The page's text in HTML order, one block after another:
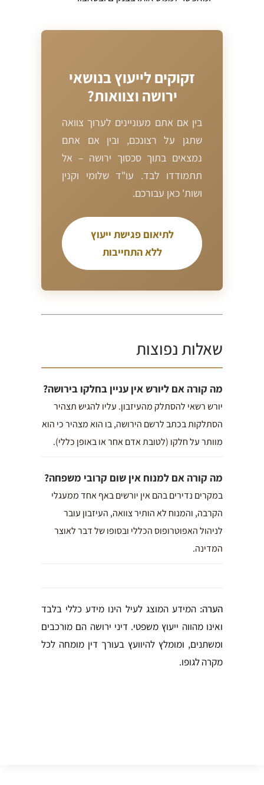
זקוקים לייעוץ בנושאי
ירושה וצוואות?
בין אם אתם מעוניינים לערוך צוואה
שתגן על רצונכם, ובין אם אתם
נמצאים בתוך סכסוך ירושה – אל
תתמודדו לבד. עו"ד שלומי וקנין
ושות' כאן עבורכם.
לתיאום פגישת ייעוץ
ללא התחייבות
שאלות נפוצות
מה קורה אם ליורש אין עניין בחלקו בירושה?
יורש רשאי להסתלק מהעיזבון. עליו להגיש תצהיר
הסתלקות בכתב לרשם הירושה, בו הוא מצהיר כי הוא
מוותר על חלקו (לטובת אדם אחר או באופן כללי).
מה קורה אם למנוח אין שום קרובי משפחה?
במקרים נדירים בהם אין יורשים באף אחד ממעגלי
הקרבה, והמנוח לא הותיר צוואה, העיזבון עובר
לניהול האפוטרופוס הכללי ובסופו של דבר לאוצר
המדינה.
הערה: המידע המוצג לעיל הינו מידע כללי בלבד
ואינו מהווה ייעוץ משפטי. דיני ירושה הם מורכבים
ומשתנים, ומומלץ להיוועץ בעורך דין מומחה לכל
מקרה לגופו.